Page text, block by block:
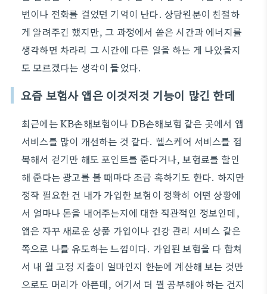
번이나 전화를 걸었던 기억이 난다. 상담원분이 친절하
게 알려주긴 했지만, 그 과정에서 쏟은 시간과 에너지를
생각하면 차라리 그 시간에 다른 일을 하는 게 나았을지
도 모르겠다는 생각이 들었다.
요즘 보험사 앱은 이것저것 기능이 많긴 한데
최근에는 KB손해보험이나 DB손해보험 같은 곳에서 앱
서비스를 많이 개선하는 것 같다. 헬스케어 서비스를 접
목해서 걷기만 해도 포인트를 준다거나, 보험료를 할인
해 준다는 광고를 볼 때마다 조금 혹하기도 한다. 하지만
정작 필요한 건 내가 가입한 보험이 정확히 어떤 상황에
서 얼마나 돈을 내어주는지에 대한 직관적인 정보인데,
앱은 자꾸 새로운 상품 가입이나 건강 관리 서비스 같은
쪽으로 나를 유도하는 느낌이다. 가입된 보험을 다 합쳐
서 내 월 고정 지출이 얼마인지 한눈에 계산해 보는 것만
으로도 머리가 아픈데, 여기서 더 뭘 공부해야 하는 건지